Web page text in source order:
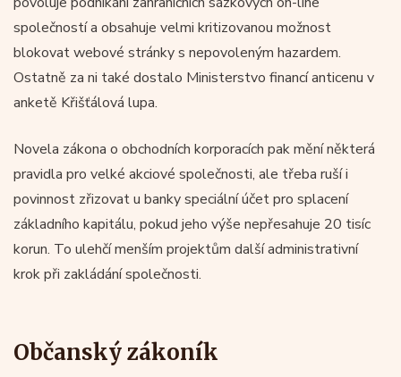
společností a obsahuje velmi kritizovanou možnost
blokovat webové stránky s nepovoleným hazardem.
Ostatně za ni také dostalo Ministerstvo financí anticenu v
anketě Křišťálová lupa.
Novela zákona o obchodních korporacích pak mění některá
pravidla pro velké akciové společnosti, ale třeba ruší i
povinnost zřizovat u banky speciální účet pro splacení
základního kapitálu, pokud jeho výše nepřesahuje 20 tisíc
korun. To ulehčí menším projektům další administrativní
krok při zakládání společnosti.
Občanský zákoník